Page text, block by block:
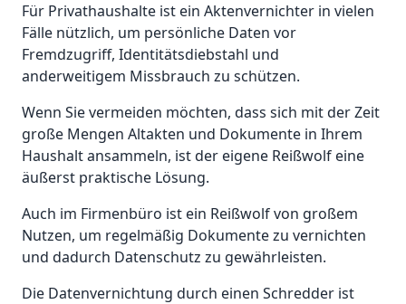
Für Privathaushalte ist ein Aktenvernichter in vielen
Fälle nützlich, um persönliche Daten vor
Fremdzugriff, Identitätsdiebstahl und
anderweitigem Missbrauch zu schützen.
Wenn Sie vermeiden möchten, dass sich mit der Zeit
große Mengen Altakten und Dokumente in Ihrem
Haushalt ansammeln, ist der eigene Reißwolf eine
äußerst praktische Lösung.
Auch im Firmenbüro ist ein Reißwolf von großem
Nutzen, um regelmäßig Dokumente zu vernichten
und dadurch Datenschutz zu gewährleisten.
Die Datenvernichtung durch einen Schredder ist